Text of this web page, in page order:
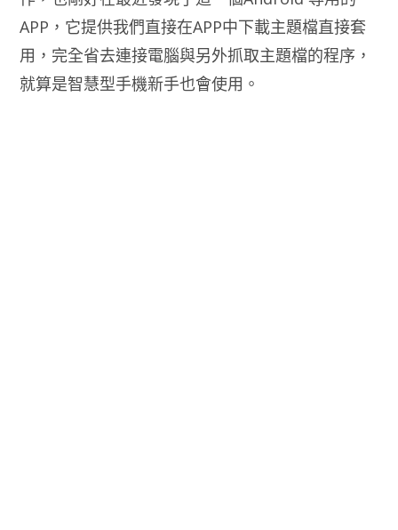
APP，它提供我們直接在APP中下載主題檔直接套
用，完全省去連接電腦與另外抓取主題檔的程序，
就算是智慧型手機新手也會使用。